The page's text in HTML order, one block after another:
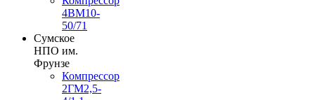
4ВМ10-
50/71
Сумское
НПО им.
Фрунзе
Компрессор
2ГМ2,5-